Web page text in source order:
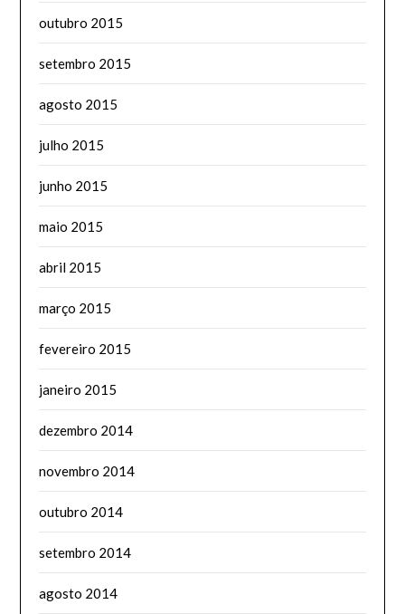
outubro 2015
setembro 2015
agosto 2015
julho 2015
junho 2015
maio 2015
abril 2015
março 2015
fevereiro 2015
janeiro 2015
dezembro 2014
novembro 2014
outubro 2014
setembro 2014
agosto 2014